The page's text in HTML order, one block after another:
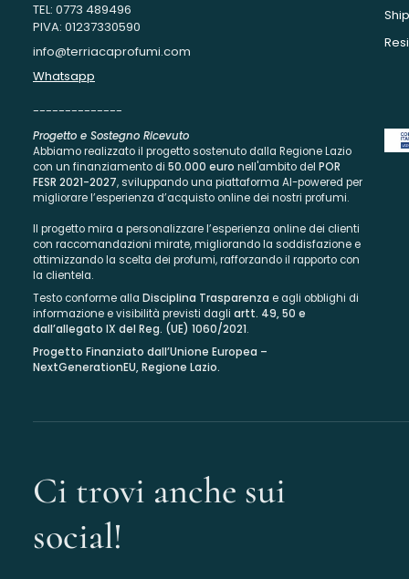
TEL: 0773 489496
PIVA: 01237330590
info@terriacaprofumi.com
Whatsapp
--------------
Progetto e Sostegno Ricevuto
Abbiamo realizzato il progetto sostenuto dalla Regione Lazio
con un finanziamento di 50.000 euro nell'ambito del POR
FESR 2021-2027, sviluppando una piattaforma AI-powered per
migliorare l’esperienza d’acquisto online dei nostri profumi.
Il progetto mira a personalizzare l’esperienza online dei clienti
con raccomandazioni mirate, migliorando la soddisfazione e
ottimizzando la scelta dei profumi, rafforzando il rapporto con
la clientela.
Testo conforme alla Disciplina Trasparenza e agli obblighi di
informazione e visibilità previsti dagli artt. 49, 50 e
dall’allegato IX del Reg. (UE) 1060/2021.
Progetto Finanziato dall’Unione Europea –
NextGenerationEU, Regione Lazio.
Ci trovi anche sui
social!